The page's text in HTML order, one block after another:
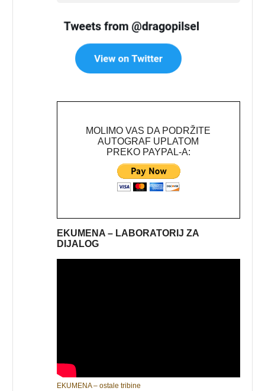
MOLIMO VAS DA PODRŽITE
AUTOGRAF UPLATOM
PREKO PAYPAL-A:
EKUMENA – LABORATORIJ ZA
DIJALOG
EKUMENA – ostale tribine